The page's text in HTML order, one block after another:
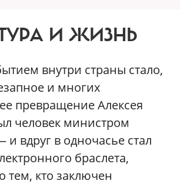
И ЖИЗНЬ
внутри страны стало,
и многих
превращение Алексея
человек министром
вдруг в одночасье стал
браслета,
тем, кто заключен